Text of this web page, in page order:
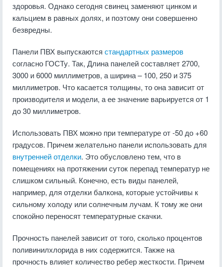
здоровья. Однако сегодня свинец заменяют цинком и
кальцием в равных долях, и поэтому они совершенно
безвредны.
Панели ПВХ выпускаются стандартных размеров
согласно ГОСТу. Так, Длина панелей составляет 2700,
3000 и 6000 миллиметров, а ширина – 100, 250 и 375
миллиметров. Что касается толщины, то она зависит от
производителя и модели, а ее значение варьируется от 1
до 30 миллиметров.
Использовать ПВХ можно при температуре от -50 до +60
градусов. Причем желательно панели использовать для
внутренней отделки. Это обусловлено тем, что в
помещениях на протяжении суток перепад температур не
слишком сильный. Конечно, есть виды панелей,
например, для отделки балкона, которые устойчивы к
сильному холоду или солнечным лучам. К тому же они
спокойно переносят температурные скачки.
Прочность панелей зависит от того, сколько процентов
поливинилхлорида в них содержится. Также на
прочность влияет количество ребер жесткости. Причем